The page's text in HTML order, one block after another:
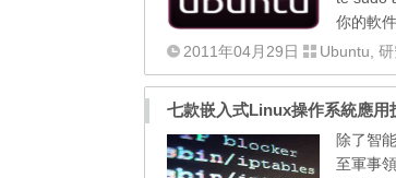
你的軟
2011年04月29日
Ubuntu
七款嵌入式Linux操作系統應用
除了智
至軍事